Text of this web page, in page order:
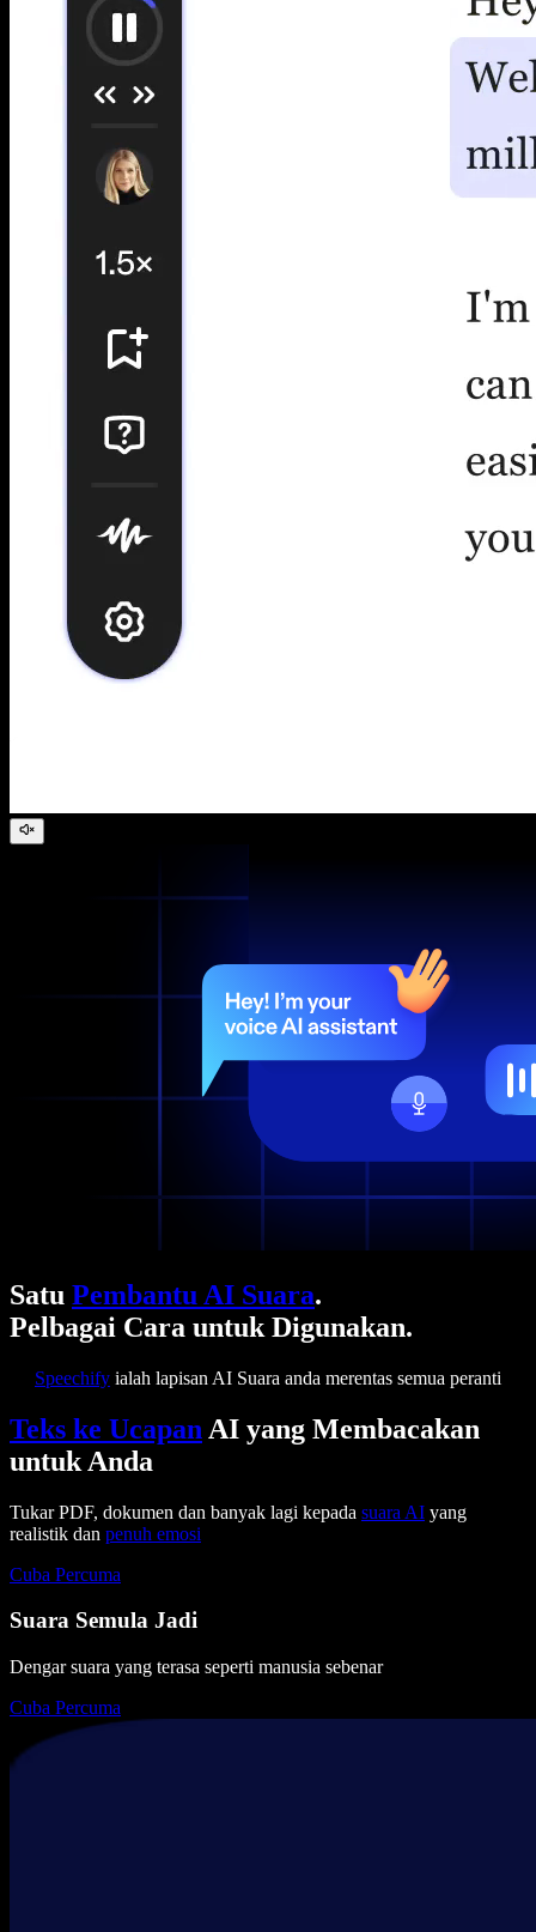
Satu Pembantu AI Suara.
Pelbagai Cara untuk Digunakan.
Speechify ialah lapisan AI Suara anda merentas semua peranti
Teks ke Ucapan AI yang Membacakan
untuk Anda
Tukar PDF, dokumen dan banyak lagi kepada suara AI yang
realistik dan penuh emosi
Cuba Percuma
Suara Semula Jadi
Dengar suara yang terasa seperti manusia sebenar
Cuba Percuma